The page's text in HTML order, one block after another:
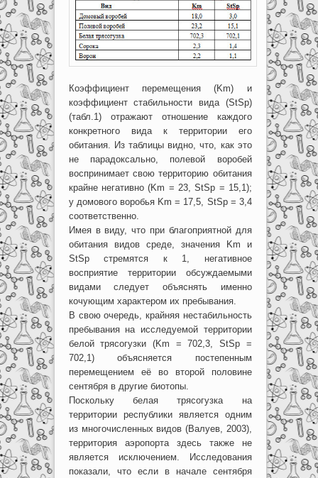
Коэффициент перемещения (Km) и
коэффициент стабильности вида (StSp)
(табл.1) отражают отношение каждого
конкретного вида к территории его
обитания. Из таблицы видно, что, как это
не парадоксально, полевой воробей
воспринимает свою территорию обитания
крайне негативно (Km = 23, StSp = 15,1);
у домового воробья Km = 17,5, StSp = 3,4
соответственно.
Имея в виду, что при благоприятной для
обитания видов среде, значения Km и
StSp стремятся к 1, негативное
восприятие территории обсуждаемыми
видами следует объяснять именно
кочующим характером их пребывания.
В свою очередь, крайняя нестабильность
пребывания на исследуемой территории
белой трясогузки (Km = 702,3, StSp =
702,1) объясняется постепенным
перемещением её во второй половине
сентября в другие биотопы.
Поскольку белая трясогузка на
территории республики является одним
из многочисленных видов (Валуев, 2003),
территория аэропорта здесь также не
является исключением. Исследования
показали, что если в начале сентября